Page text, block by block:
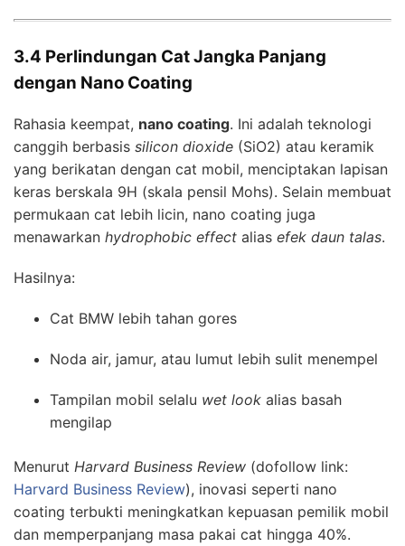
3.4 Perlindungan Cat Jangka Panjang
dengan Nano Coating
Rahasia keempat, nano coating. Ini adalah teknologi
canggih berbasis silicon dioxide (SiO2) atau keramik
yang berikatan dengan cat mobil, menciptakan lapisan
keras berskala 9H (skala pensil Mohs). Selain membuat
permukaan cat lebih licin, nano coating juga
menawarkan hydrophobic effect alias efek daun talas.
Hasilnya:
Cat BMW lebih tahan gores
Noda air, jamur, atau lumut lebih sulit menempel
Tampilan mobil selalu wet look alias basah
mengilap
Menurut Harvard Business Review (dofollow link:
Harvard Business Review), inovasi seperti nano
coating terbukti meningkatkan kepuasan pemilik mobil
dan memperpanjang masa pakai cat hingga 40%.